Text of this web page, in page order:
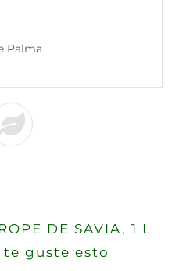
Palma
DE SAVIA, 1 L
guste esto